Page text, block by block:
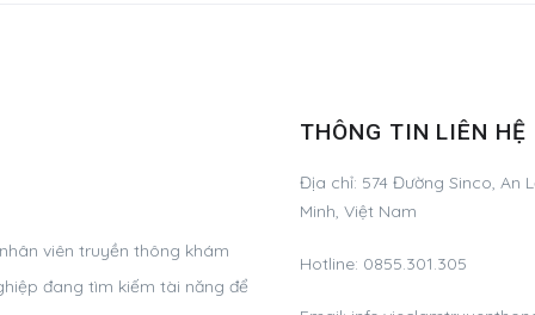
viên truyền thông khám
đang tìm kiếm tài năng để
THÔNG TIN LIÊN HỆ
Địa chỉ: 574 Đường Sinco, An
Minh, Việt Nam
Hotline: 0855.301.305